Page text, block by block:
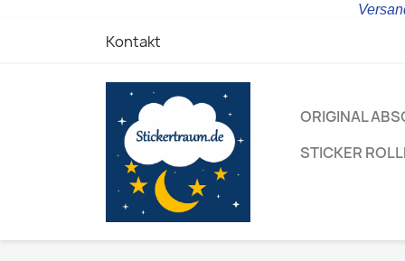
Kontakt
ORIGINAL
STICKER